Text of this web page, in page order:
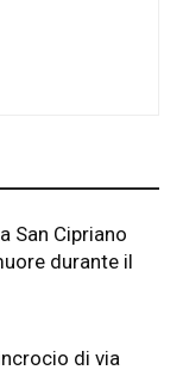
San Cipriano
durante il
di via